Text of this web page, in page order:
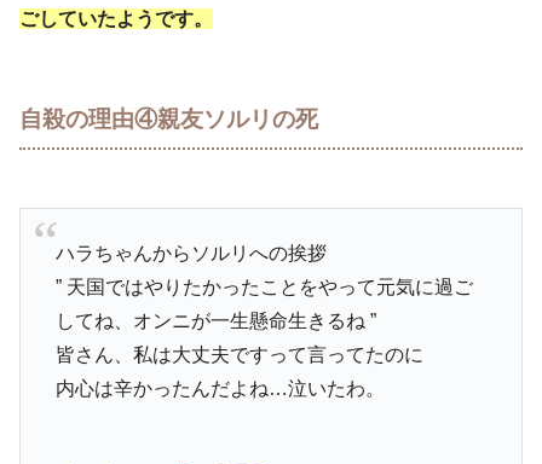
ごしていたようです。
自殺の理由④親友ソルリの死
ハラちゃんからソルリへの挨拶
” 天国ではやりたかったことをやって元気に過ご
してね、オンニが一生懸命生きるね ”
皆さん、私は大丈夫ですって言ってたのに
内心は辛かったんだよね…泣いたわ。